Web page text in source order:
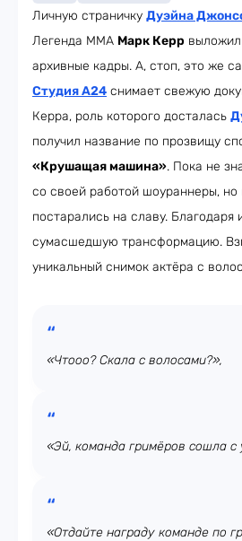
Личную страничку Дуэйна
Легенда MMA Марк Керр
архивные кадры. А, стоп, это же
Студия А24 снимает свежую
Керра, роль которого досталась
получил название по прозвищу
«Крушащая машина». Пока не
со своей работой шоураннеры, но
постарались на славу. Благодаря
сумасшедшую трансформацию.
уникальный снимок актёра с
«Чтооо? Скала с волосами?»,
«Эй, команда гримёров сошла с
«Отдайте награду команде по